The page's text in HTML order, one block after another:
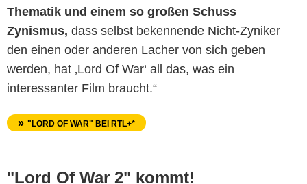
Thematik und einem so großen Schuss
Zynismus, dass selbst bekennende Nicht-Zyniker
den einen oder anderen Lacher von sich geben
werden, hat ‚Lord Of War‘ all das, was ein
interessanter Film braucht.“
"LORD OF WAR" BEI RTL+*
"Lord Of War 2" kommt!